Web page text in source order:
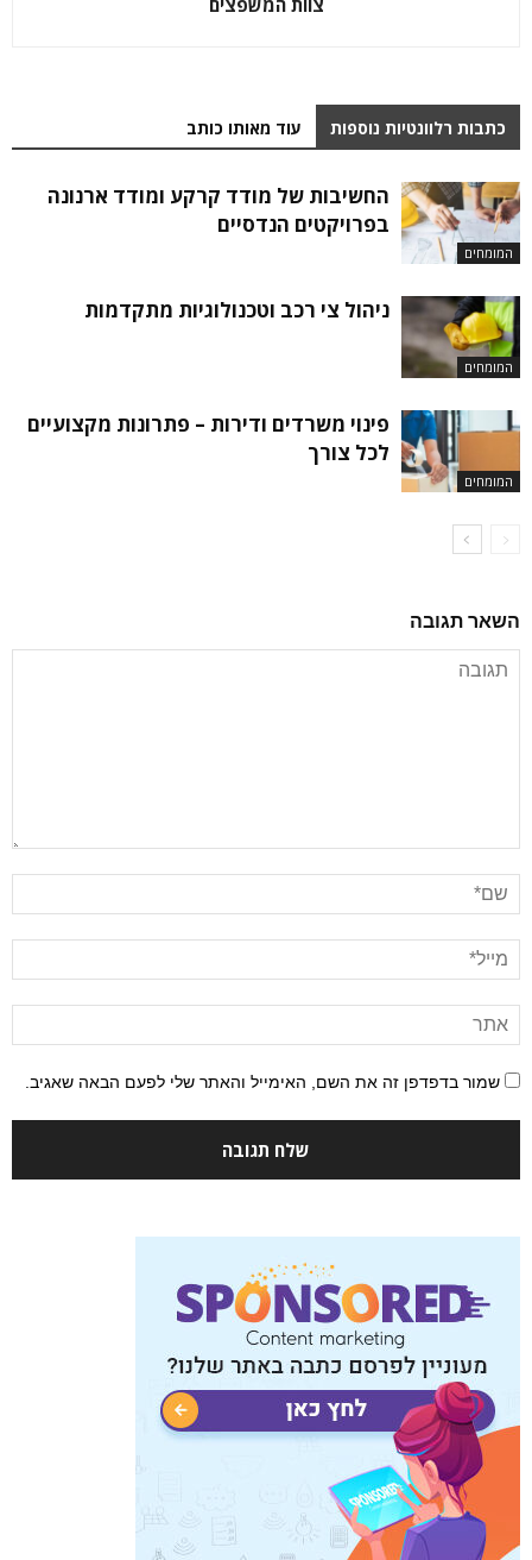
צוות המשפצים
כתבות רלוונטיות נוספות עוד מאותו כותב
המומחים
החשיבות של מודד קרקע ומודד ארנונה
בפרויקטים הנדסיים
המומחים
ניהול צי רכב וטכנולוגיות מתקדמות
המומחים
פינוי משרדים ודירות – פתרונות מקצועיים
לכל צורך
השאר תגובה
שמור בדפדפן זה את השם, האימייל והאתר שלי לפעם הבאה שאגיב.